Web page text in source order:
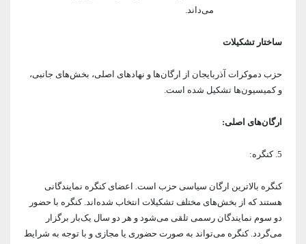
می‌داند.
ساختار تشکیلات
حزب دموکرات آذربایجان از ارگان‌ها و نهادهای اصلی، بخش‌های جانبی،
و کمیسیون‌ها تشکیل شده است.
ارگان‌های اصلی:
5. کنگره:
کنگره بالاترین ارگان سیاسی حزب است. اعضای کنگره نمایندگانی
هستند که از بخش‌های مختلف تشکیلات انتخاب شده‌اند. کنگره با حضور
دو سوم نمایندگان رسمی تلقی می‌شود و هر دو سال یک‌بار برگزار
می‌گردد. کنگره می‌تواند به صورت حضوری یا مجازی و با توجه به شرایط